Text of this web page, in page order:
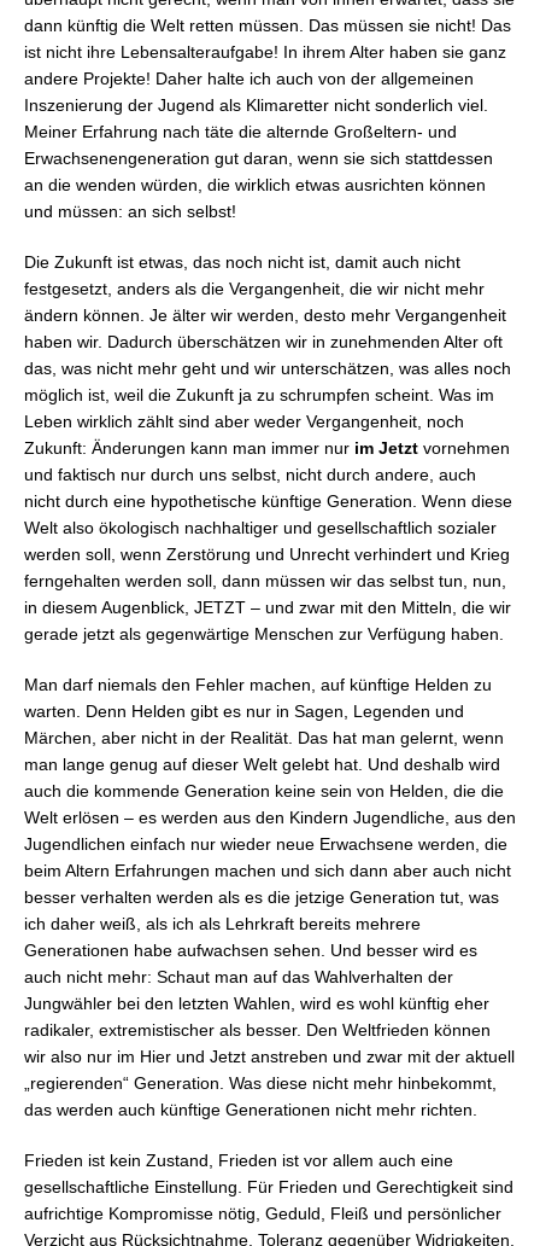
dann künftig die Welt retten müssen. Das müssen sie nicht! Das
ist nicht ihre Lebensalteraufgabe! In ihrem Alter haben sie ganz
andere Projekte! Daher halte ich auch von der allgemeinen
Inszenierung der Jugend als Klimaretter nicht sonderlich viel.
Meiner Erfahrung nach täte die alternde Großeltern- und
Erwachsenengeneration gut daran, wenn sie sich stattdessen
an die wenden würden, die wirklich etwas ausrichten können
und müssen: an sich selbst!
Die Zukunft ist etwas, das noch nicht ist, damit auch nicht
festgesetzt, anders als die Vergangenheit, die wir nicht mehr
ändern können. Je älter wir werden, desto mehr Vergangenheit
haben wir. Dadurch überschätzen wir in zunehmenden Alter oft
das, was nicht mehr geht und wir unterschätzen, was alles noch
möglich ist, weil die Zukunft ja zu schrumpfen scheint. Was im
Leben wirklich zählt sind aber weder Vergangenheit, noch
Zukunft: Änderungen kann man immer nur im Jetzt vornehmen
und faktisch nur durch uns selbst, nicht durch andere, auch
nicht durch eine hypothetische künftige Generation. Wenn diese
Welt also ökologisch nachhaltiger und gesellschaftlich sozialer
werden soll, wenn Zerstörung und Unrecht verhindert und Krieg
ferngehalten werden soll, dann müssen wir das selbst tun, nun,
in diesem Augenblick, JETZT – und zwar mit den Mitteln, die wir
gerade jetzt als gegenwärtige Menschen zur Verfügung haben.
Man darf niemals den Fehler machen, auf künftige Helden zu
warten. Denn Helden gibt es nur in Sagen, Legenden und
Märchen, aber nicht in der Realität. Das hat man gelernt, wenn
man lange genug auf dieser Welt gelebt hat. Und deshalb wird
auch die kommende Generation keine sein von Helden, die die
Welt erlösen – es werden aus den Kindern Jugendliche, aus den
Jugendlichen einfach nur wieder neue Erwachsene werden, die
beim Altern Erfahrungen machen und sich dann aber auch nicht
besser verhalten werden als es die jetzige Generation tut, was
ich daher weiß, als ich als Lehrkraft bereits mehrere
Generationen habe aufwachsen sehen. Und besser wird es
auch nicht mehr: Schaut man auf das Wahlverhalten der
Jungwähler bei den letzten Wahlen, wird es wohl künftig eher
radikaler, extremistischer als besser. Den Weltfrieden können
wir also nur im Hier und Jetzt anstreben und zwar mit der aktuell
„regierenden“ Generation. Was diese nicht mehr hinbekommt,
das werden auch künftige Generationen nicht mehr richten.
Frieden ist kein Zustand, Frieden ist vor allem auch eine
gesellschaftliche Einstellung. Für Frieden und Gerechtigkeit sind
aufrichtige Kompromisse nötig, Geduld, Fleiß und persönlicher
Verzicht aus Rücksichtnahme, Toleranz gegenüber Widrigkeiten.